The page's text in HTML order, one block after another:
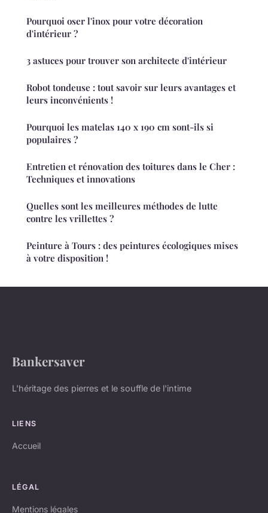
Pourquoi oser l'inox pour votre décoration
d'intérieur ?
3 astuces pour trouver son architecte d'intérieur
Robot tondeuse : tout savoir sur leurs avantages et
leurs inconvénients !
Pourquoi les matelas 140 x 190 cm sont-ils si
populaires ?
Entretien et rénovation des toitures dans le Cher :
Techniques et innovations
Quelles sont les meilleures méthodes de lutte
contre les vrillettes ?
Peinture à Tours : des peintures écologiques mises
à votre disposition !
Bankersaver
L'héritage des pierres et le souffle de l'intime
LIENS
Accueil
LÉGAL
Mentions légales